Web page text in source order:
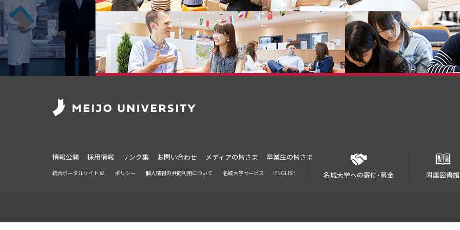
情報公開 採用情報 リンク集 お問い合わせ メディアの皆さま
卒業生の皆さま
名城大学への寄付・募金
附属図書館
統合ポータルサイト ポリシー 個人情報の共同利用について 名城大学サービス ENGLISH